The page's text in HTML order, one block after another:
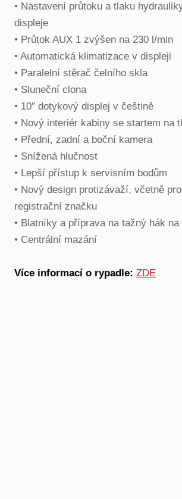
•⁠ ⁠Nastavení průtoku a tlaku
displeje
•⁠ ⁠Průtok AUX 1 zvýšen na 230 l/min
•⁠ ⁠Automatická klimatizace v displeji
•⁠ ⁠Paralelní stěrač čelního skla
•⁠ ⁠⁠Sluneční clona
•⁠ ⁠10″ dotykový displej v češtině
•⁠ ⁠Nový interiér kabiny se startem na
•⁠ ⁠Přední, zadní a boční kamera
•⁠ ⁠⁠Snížená hlučnost
•⁠ ⁠Lepší přístup k servisním bodům
•⁠ ⁠Nový design protizávaží, včetně
registrační značku
•⁠ ⁠Blatníky a příprava na tažný hák na
•⁠ ⁠Centrální mazání
Více informací o rypadle: ZDE